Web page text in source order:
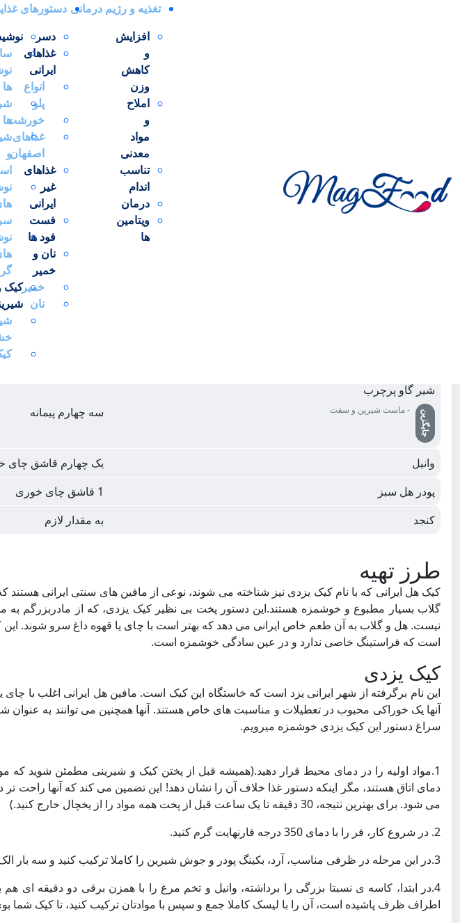
تغذیه و رژیم درمانی
افزایش
و
کاهش
وزن
املاح
و
مواد
معدنی
تناسب
اندام
درمان
ویتامین
ها
دستورهای
دسر
غذاهای
ایرانی
انواع
پلو
خورشت
غذاهای
اصفهان
غذاهای
غیر
ایرانی
فست
فود ها
نان و
خمیر
خمیر
نان
ها
ها
و
کیک
مواد لازم
آرد سه صفر (آرد شیرینی)
شیر گاو پرچرب
جایگزین - ماست شیرین و سفت سه چهارم پیمانه
وانیل
یک چهارم قاشق چای
پودر هل سبز
1 قاشق چای خوری
کنجد
به مقدار لازم
طرز تهیه
کیک هل ایرانی که با نام کیک یزدی نیز شناخته می شوند، نوعی از مافین های سنتی ایرانی
گلاب بسیار مطبوع و خوشمزه هستند.این دستور پخت بی نظیر کیک یزدی، که از مادربزرگم
نیست. هل و گلاب به آن طعم خاص ایرانی می دهد که بهتر است با چای یا قهوه داغ سرو شوند. این
است که فراستینگ خاصی ندارد و در عین سادگی خوشمزه است.
کیک یزدی
این نام برگرفته از شهر ایرانی یزد است که خاستگاه این کیک است. مافین هل ایرانی اغلب با
آنها یک خوراکی محبوب در تعطیلات و مناسبت های خاص هستند. آنها همچنین می توانند به عنوان
سراغ دستور این کیک یزدی خوشمزه میرویم.
1.مواد اولیه را در دمای محیط قرار دهید.(همیشه قبل از پختن کیک و شیرینی مطمئن شوید که
دمای اتاق هستند، مگر اینکه دستور غذا خلاف آن را نشان دهد! این تضمین می کند که آنها راحت
می شود. برای بهترین نتیجه، 30 دقیقه تا یک ساعت قبل از پخت همه مواد را از یخچال خارج کنید.)
2. در شروع کار، فر را با دمای 350 درجه فارنهایت گرم کنید.
3.در این مرحله در ظرفی مناسب، آرد، بکینگ پودر و جوش شیرین را کاملا ترکیب کنید و سه بار الک نمایید و آن را کنار بگذارید.
4.در ابتدا، کاسه ی نسبتا بزرگی را برداشته، وانیل و تخم مرغ را با همزن برقی دو دقیقه ای
اطراف ظرف پاشیده است، آن را با لیسک کاملا جمع و سپس با موادتان ترکیب کنید، تا کیک شما